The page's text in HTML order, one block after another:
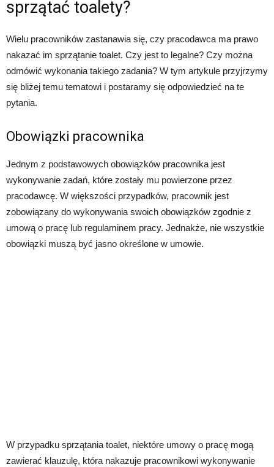
sprzątać toalety?
Wielu pracowników zastanawia się, czy pracodawca ma prawo
nakazać im sprzątanie toalet. Czy jest to legalne? Czy można
odmówić wykonania takiego zadania? W tym artykule przyjrzymy
się bliżej temu tematowi i postaramy się odpowiedzieć na te
pytania.
Obowiązki pracownika
Jednym z podstawowych obowiązków pracownika jest
wykonywanie zadań, które zostały mu powierzone przez
pracodawcę. W większości przypadków, pracownik jest
zobowiązany do wykonywania swoich obowiązków zgodnie z
umową o pracę lub regulaminem pracy. Jednakże, nie wszystkie
obowiązki muszą być jasno określone w umowie.
W przypadku sprzątania toalet, niektóre umowy o pracę mogą
zawierać klauzulę, która nakazuje pracownikowi wykonywanie